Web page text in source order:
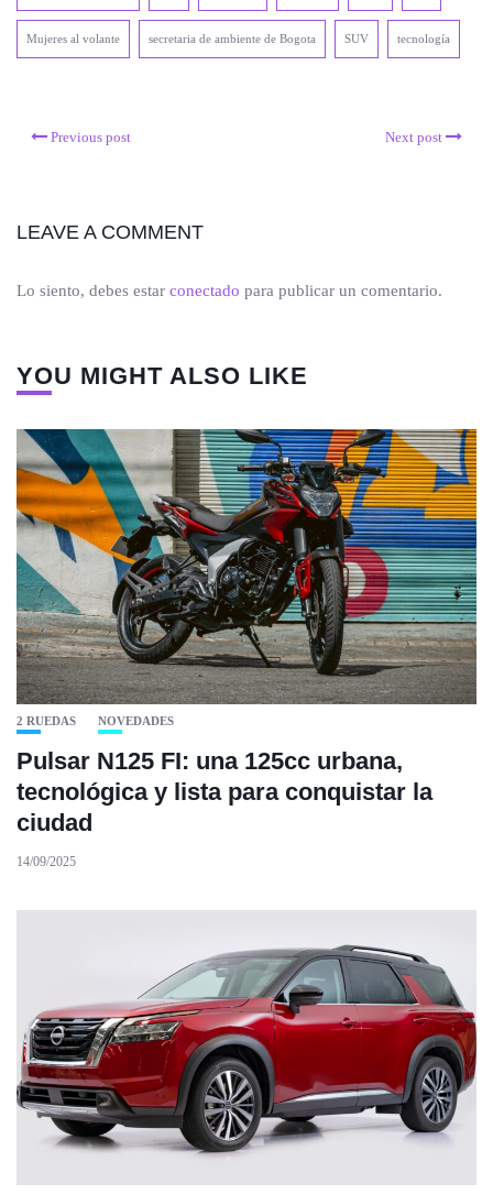
Mujeres al volante secretaria de ambiente de Bogota SUV tecnología
Previous post Next post
LEAVE A COMMENT
Lo siento, debes estar conectado para publicar un comentario.
YOU MIGHT ALSO LIKE
2 RUEDAS NOVEDADES
Pulsar N125 FI: una 125cc urbana,
tecnológica y lista para conquistar la
ciudad
14/09/2025